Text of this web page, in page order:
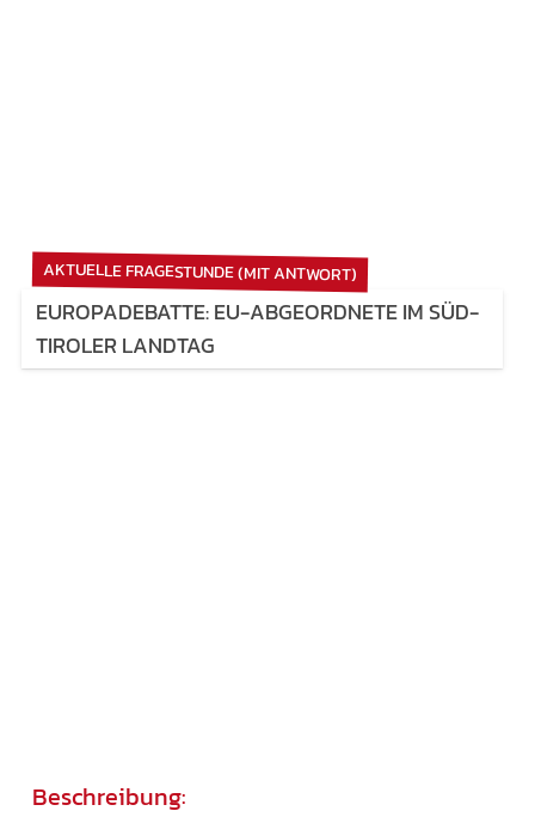
AKTUELLE FRAGESTUNDE (MIT ANTWORT)
EUROPADEBATTE: EU-ABGEORDNETE IM SÜD-
TIROLER LANDTAG
Beschreibung: